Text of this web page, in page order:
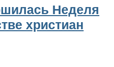
Неделя
христиан